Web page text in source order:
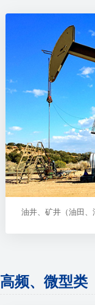
油井、矿井（油田、
高频、微型类